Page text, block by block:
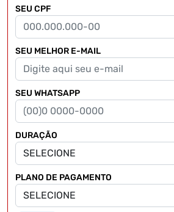
SEU CPF
SEU MELHOR E-MAIL
SEU WHATSAPP
DURAÇÃO
PLANO DE PAGAMENTO